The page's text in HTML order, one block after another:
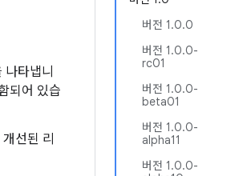
버전 1.0.0
버전 1.0.0-
rc01
버전 1.0.0-
beta01
버전 1.0.0-
alpha11
버전 1.0.0-
타냅니
되어 있습
선된 리